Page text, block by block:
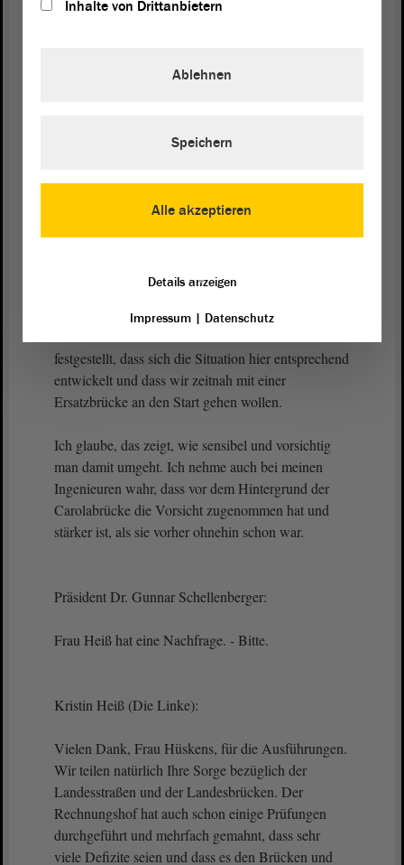
neu zu bauen. Damit meine ich wirklich: morgen.
engere zeitliche Beobachtung, wenn sie
Aber wir haben hier immer einen entsprechenden
umfassen kann, als Reaktionszeit. Weil diese
Sachen so lange dauern, kommen die Signale auch
Wir haben aktuell in Sachsen-Anhalt eine Brücke
als Landesbrücke gesperrt. Wir hatten gerade im
festgestellt, dass sich die Situation hier entsprechend
entwickelt und dass wir zeitnah mit einer
Ersatzbrücke an den Start gehen wollen.
Ich glaube, das zeigt, wie sensibel und vorsichtig
man damit umgeht. Ich nehme auch bei meinen
Ingenieuren wahr, dass vor dem Hintergrund der
Carolabrücke die Vorsicht zugenommen hat und
stärker ist, als sie vorher ohnehin schon war.
Präsident Dr. Gunnar Schellenberger:
Frau Heiß hat eine Nachfrage. - Bitte.
Kristin Heiß (Die Linke):
Vielen Dank, Frau Hüskens, für die Ausführungen.
Wir teilen natürlich Ihre Sorge bezüglich der
Landesstraßen und der Landesbrücken. Der
Rechnungshof hat auch schon einige Prüfungen
durchgeführt und mehrfach gemahnt, dass sehr
viele Defizite seien und dass es den Brücken und
Inhalte von Drittanbietern
Alle akzeptieren
Ablehnen
Speichern
Details anzeigen
Impressum| Datenschutz